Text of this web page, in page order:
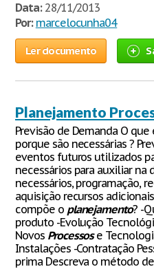
Data:28/11/2013
Por: marcelocunha04
Ler documento
Planejamento
Previsão de Demanda O
porque são necessárias ?
eventos futuros utilizados
necessários para auxiliar na
necessários, programação,
aquisição recursos
compõe o planejamento? -
produto -Evolução
Novos Processose
Instalações -Contratação
prima Descreva o método